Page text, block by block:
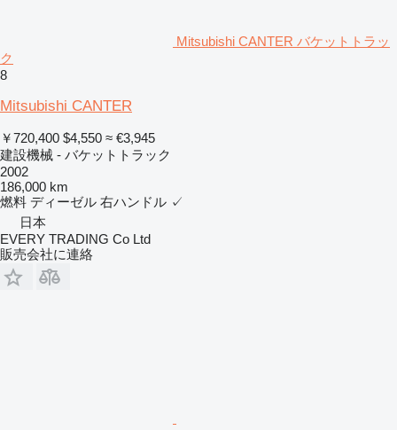
Mitsubishi CANTER バケットトラッ
ク
8
Mitsubishi CANTER
￥720,400 $4,550 ≈ €3,945
建設機械 - バケットトラック
2002
186,000 km
燃料 ディーゼル 右ハンドル ✓
日本
EVERY TRADING Co Ltd
販売会社に連絡